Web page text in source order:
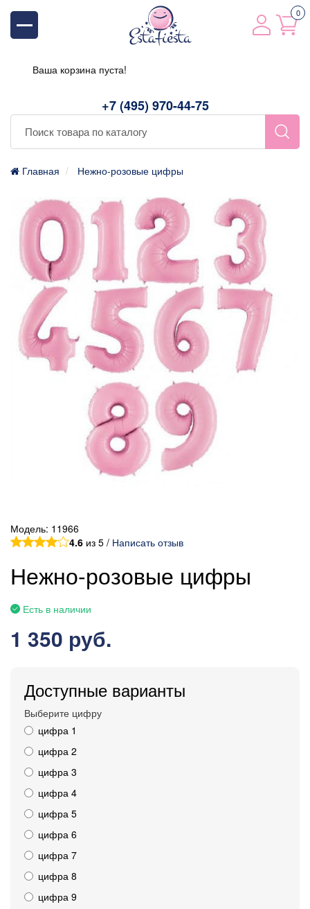
+7 (495) 970-44-75
0
Ваша корзина пуста!
Главная Нежно-розовые цифры
Модель: 11966
4.6 из 5 / Написать отзыв
Нежно-розовые цифры
Есть в наличии
1 350 руб.
Доступные варианты
Выберите цифру
цифра 1
цифра 2
цифра 3
цифра 4
цифра 5
цифра 6
цифра 7
цифра 8
цифра 9